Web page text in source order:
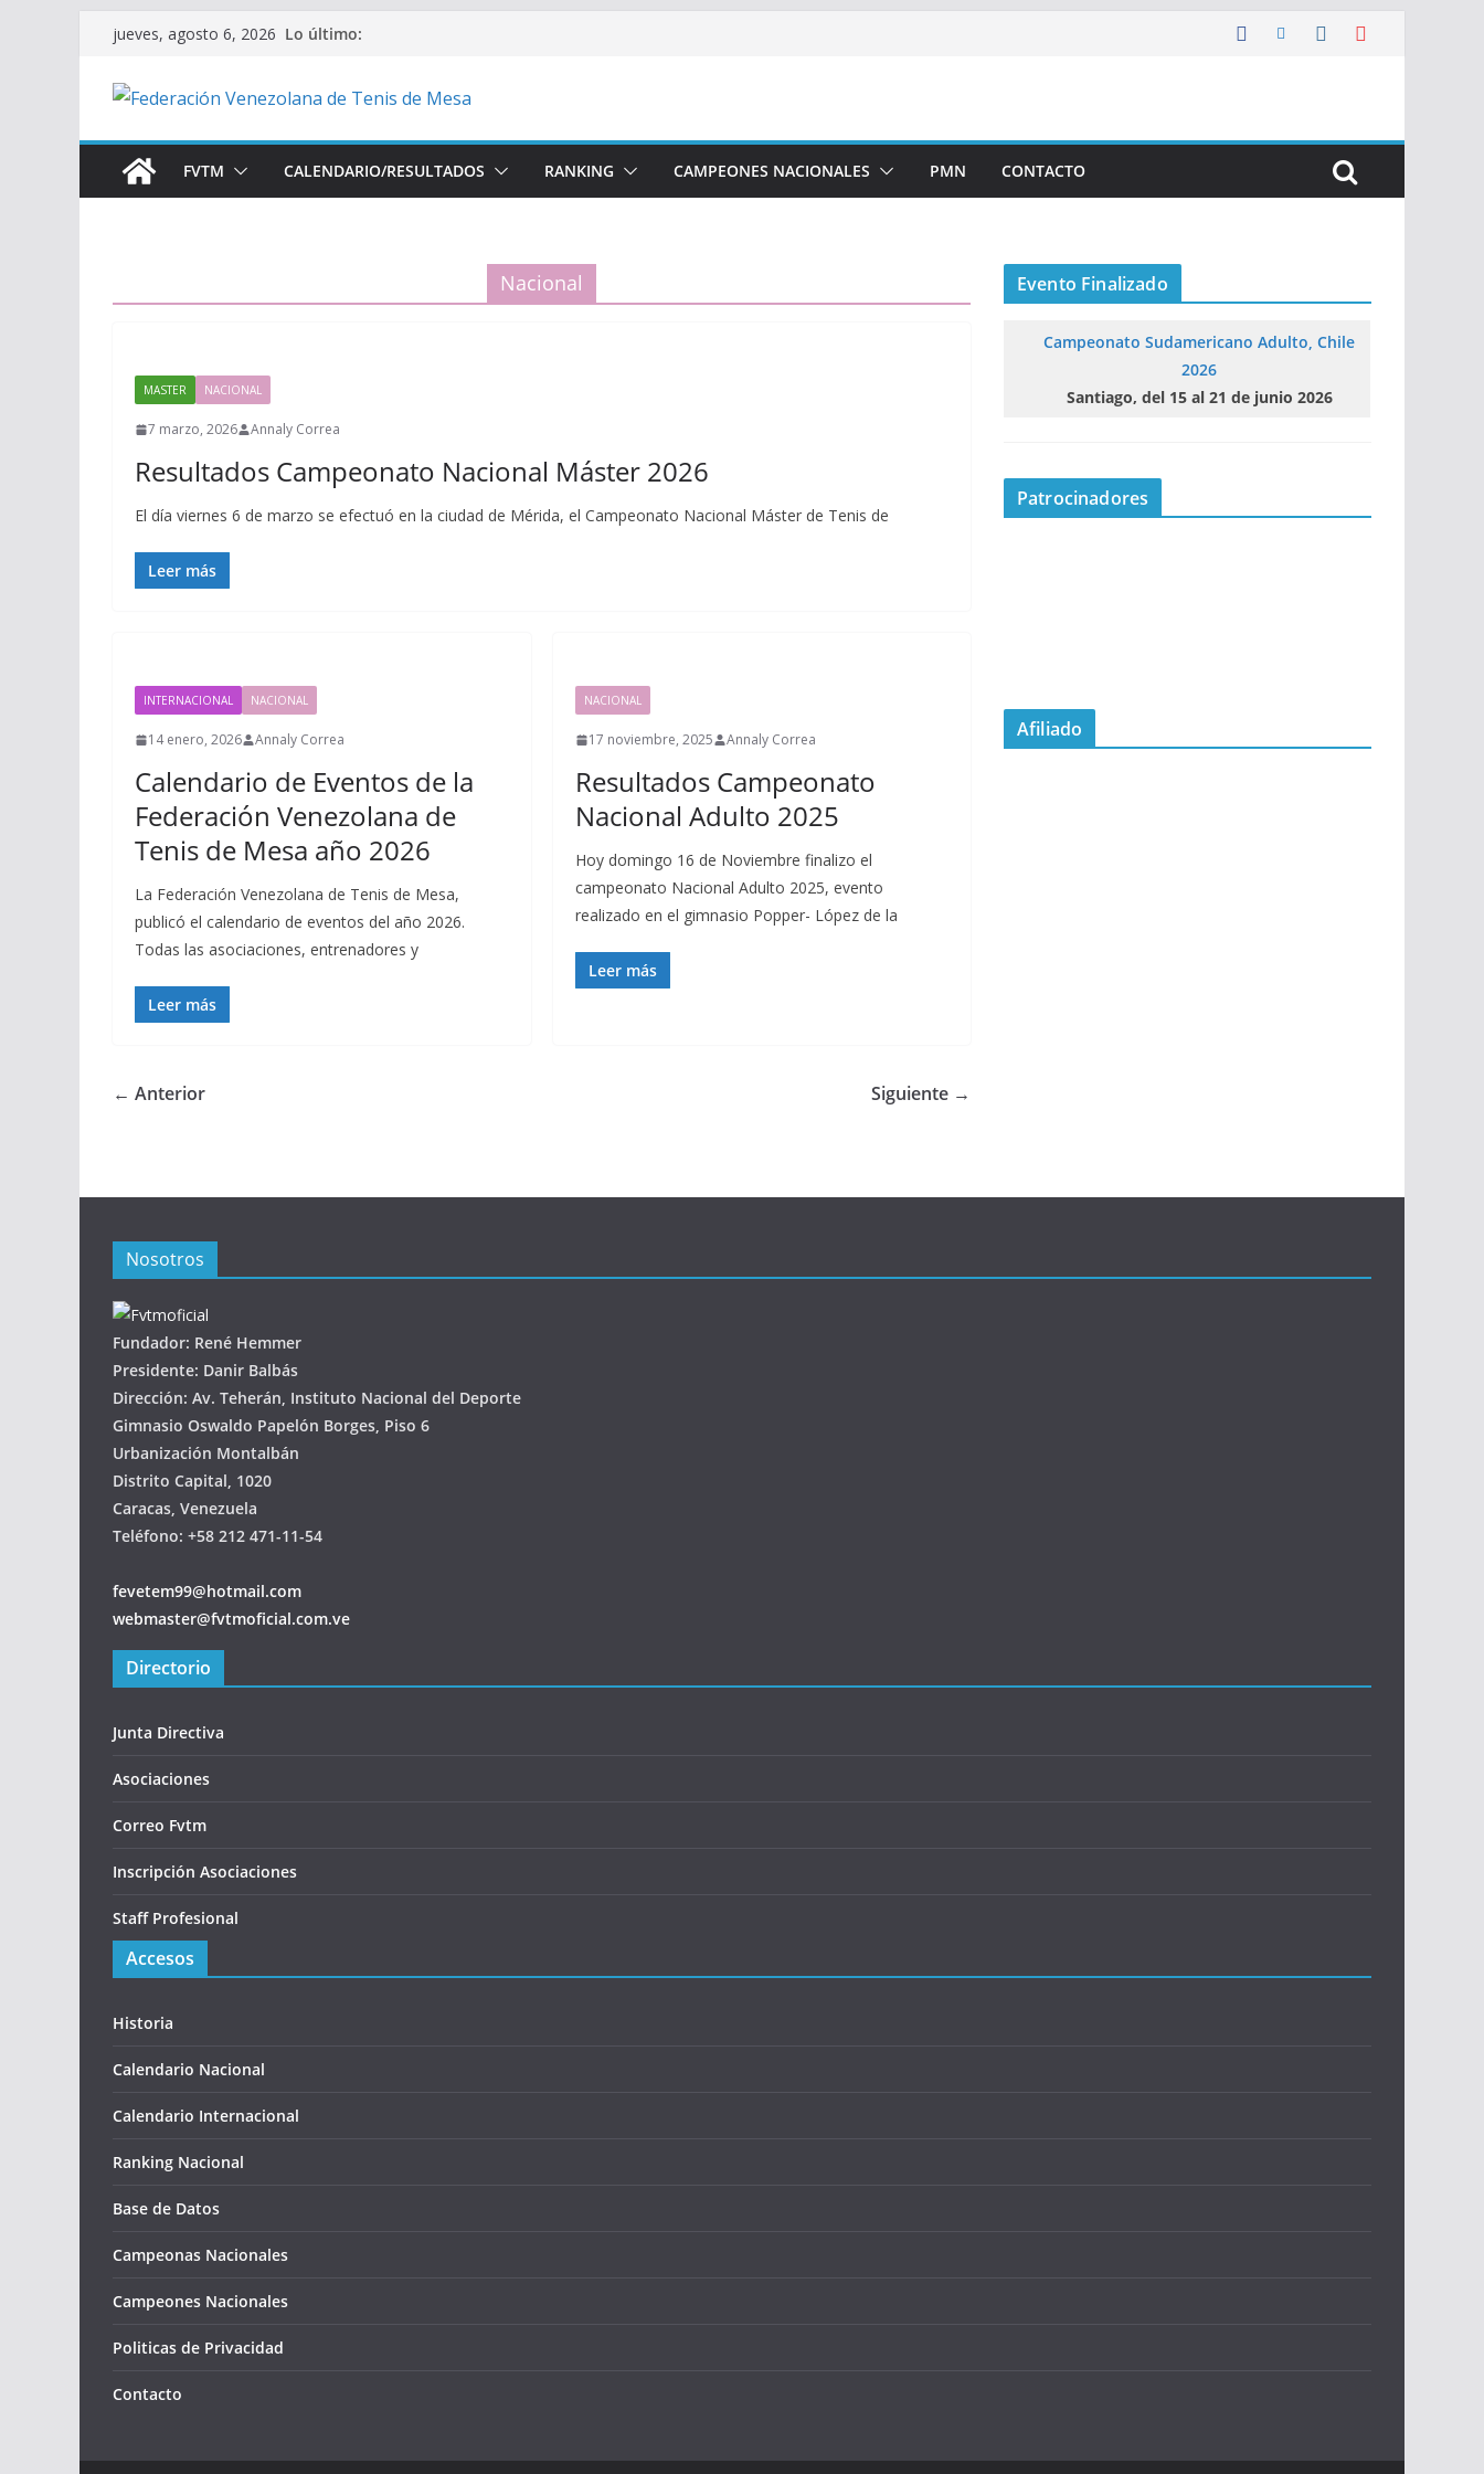
Saltar
contenido
jueves, agosto 6, 2026 Lo último:
FVTM CALENDARIO/RESULTADOS RANKING CAMPEONES NACIONALES PMN CONTACTO
Nacional
MASTER NACIONAL
7 marzo, 2026 Annaly Correa
Resultados Campeonato Nacional Máster 2026
El día viernes 6 de marzo se efectuó en la ciudad de Mérida, el Campeonato Nacional Máster de Tenis de
Leer más
INTERNACIONAL NACIONAL
14 enero, 2026 Annaly Correa
Calendario de Eventos de la
Federación Venezolana de
Tenis de Mesa año 2026
La Federación Venezolana de Tenis de Mesa,
publicó el calendario de eventos del año 2026.
Todas las asociaciones, entrenadores y
Leer más
NACIONAL
17 noviembre, 2025 Annaly Correa
Resultados Campeonato
Nacional Adulto 2025
Hoy domingo 16 de Noviembre finalizo el
campeonato Nacional Adulto 2025, evento
realizado en el gimnasio Popper- López de la
Leer más
← Anterior Siguiente →
Evento Finalizado
Campeonato Sudamericano Adulto, Chile
2026
Santiago, del 15 al 21 de junio 2026
Patrocinadores
Afiliado
Nosotros
Fundador: René Hemmer
Presidente: Danir Balbás
Dirección: Av. Teherán, Instituto Nacional del Deporte
Gimnasio Oswaldo Papelón Borges, Piso 6
Urbanización Montalbán
Distrito Capital, 1020
Caracas, Venezuela
Teléfono: +58 212 471-11-54
fevetem99@hotmail.com
webmaster@fvtmoficial.com.ve
Directorio
Junta Directiva
Asociaciones
Correo Fvtm
Inscripción Asociaciones
Staff Profesional
Accesos
Historia
Calendario Nacional
Calendario Internacional
Ranking Nacional
Base de Datos
Campeonas Nacionales
Campeones Nacionales
Politicas de Privacidad
Contacto